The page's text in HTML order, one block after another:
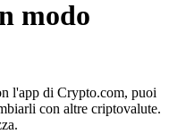
modo
l'app di Crypto.com, puoi
con altre criptovalute.